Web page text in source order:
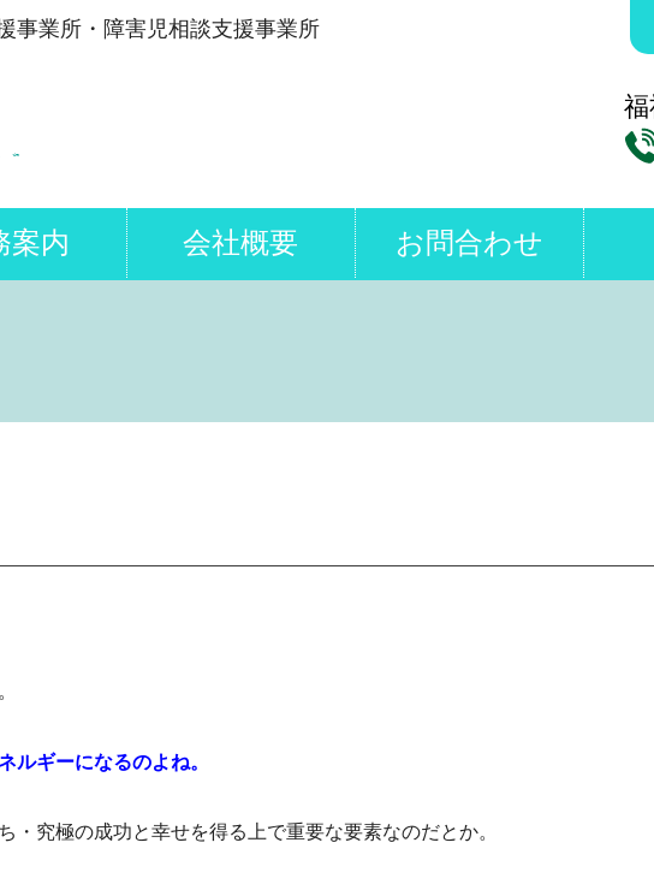
事業所・障害児相談支援事業所
案内 会社概要 お問合わせ
ルギーになるのよね。
・究極の成功と幸せを得る上で重要な要素なのだとか。